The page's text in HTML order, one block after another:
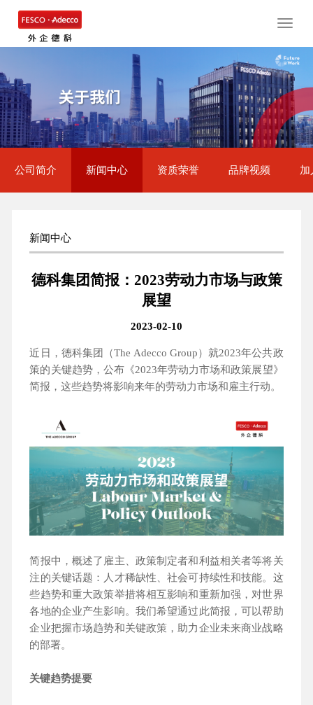
Toggle
公司简介 新闻中心 资质荣誉 品牌视频 加
新闻中心
德科集团简报：2023劳动力市场与政策
展望
2023-02-10
近日，德科集团（The Adecco Group）就2023年公共政
策的关键趋势，公布《2023年劳动力市场和政策展望》
简报，这些趋势将影响来年的劳动力市场和雇主行动。
简报中，概述了雇主、政策制定者和利益相关者等将关
注的关键话题：人才稀缺性、社会可持续性和技能。这
些趋势和重大政策举措将相互影响和重新加强，对世界
各地的企业产生影响。我们希望通过此简报，可以帮助
企业把握市场趋势和关键政策，助力企业未来商业战略
的部署。
关键趋势提要